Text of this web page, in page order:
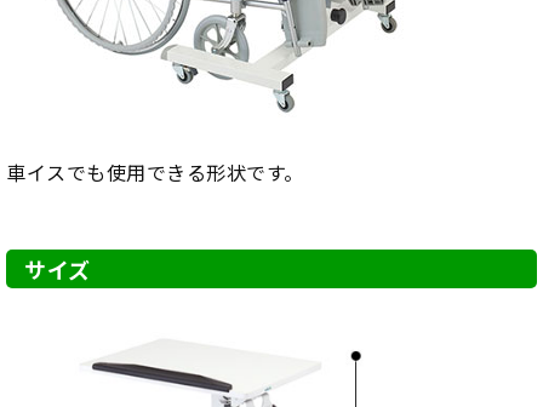
車イスでも使用できる形状です。
サイズ